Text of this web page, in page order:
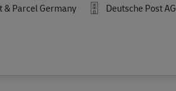
& Parcel Germany Deutsche Post AG